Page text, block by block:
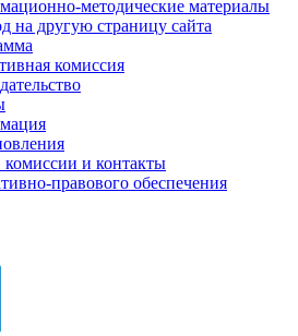
методические материалы
на другую страницу сайта
комиссия
комиссии и контакты
правового обеспечения